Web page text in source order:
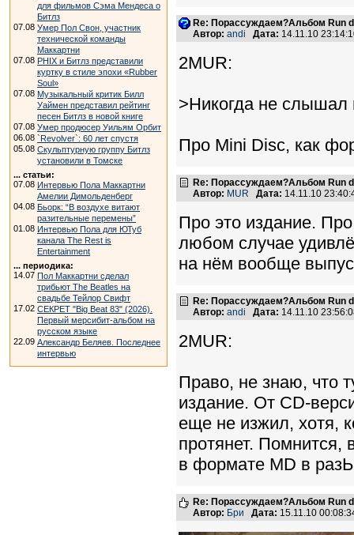
для фильмов Сэма Мендеса о
Битлз
07.08 Умер Пол Свон, участник
технической команды
Маккартни
07.08 PHIX и Битлз представили
куртку в стиле эпохи «Rubber
Soul»
07.08 Музыкальный критик Билл
Уаймен представил рейтинг
песен Битлз в новой книге
07.08 Умер продюсер Уильям Орбит
06.08 `Revolver`: 60 лет спустя
05.08 Скульптурную группу Битлз
установили в Томске
... статьи:
07.08 Интервью Пола Маккартни
Амелии Димольденберг
04.08 Бьорк: “В воздухе витают
разительные перемены”
01.08 Интервью Пола для ЮТуб
канала The Rest is
Entertainment
... периодика:
14.07 Пол Маккартни сделал
трибьют The Beatles на
свадьбе Тейлор Свифт
17.02 СЕКРЕТ "Big Beat 83" (2026).
Первый мерсибит-альбом на
русском языке
22.09 Александр Беляев. Последнее
интервью
Re: Порассуждаем?Альбом Run
Автор: andi Дата: 14.11.10
2MUR:
>Никогда не слышал
Про Mini Disc, как
Re: Порассуждаем?Альбом Run
Автор: MUR Дата: 14.11.10
Про это издание.
любом случае
на нём вообще
Re: Порассуждаем?Альбом Run
Автор: andi Дата: 14.11.10
2MUR:
Право, не знаю, что
издание. От CD-
еще не изжил, хотя,
протянет. Помнится,
в формате MD в
Re: Порассуждаем?Альбом Run
Автор: Бри Дата: 15.11.10